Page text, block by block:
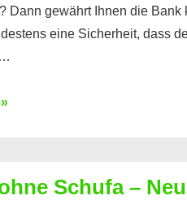
Dann gewährt Ihnen die
eine Sicherheit, dass
Schufa –